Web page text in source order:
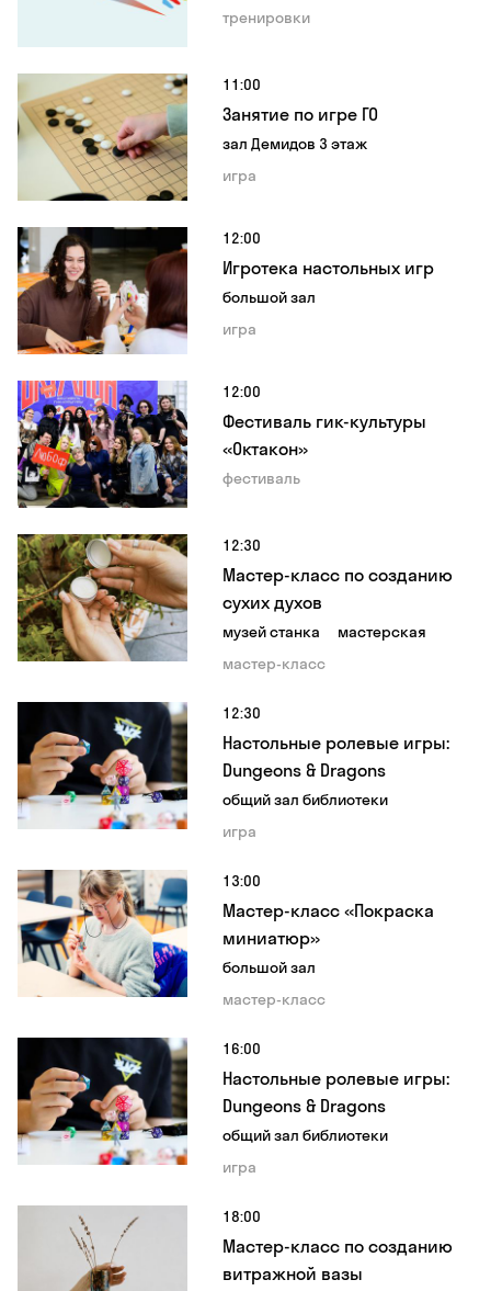
тренировки
11:00
Занятие по игре ГО
зал Демидов 3 этаж
игра
12:00
Игротека настольных игр
большой зал
игра
12:00
Фестиваль гик-культуры
«Октакон»
фестиваль
12:30
Мастер-класс по созданию
сухих духов
музей станка
мастерская
мастер-класс
12:30
Настольные ролевые игры:
Dungeons & Dragons
общий зал библиотеки
игра
13:00
Мастер-класс «Покраска
миниатюр»
большой зал
мастер-класс
16:00
Настольные ролевые игры:
Dungeons & Dragons
общий зал библиотеки
игра
18:00
Мастер-класс по созданию
витражной вазы